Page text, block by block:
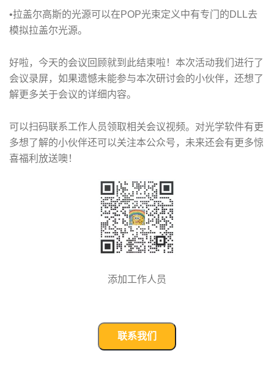
•拉盖尔高斯的光源可以在POP光束定义中有专门的DLL去
模拟拉盖尔光源。
好啦，今天的会议回顾就到此结束啦！本次活动我们进行了
会议录屏，如果遗憾未能参与本次研讨会的小伙伴，还想了
解更多关于会议的详细内容。
可以扫码联系工作人员领取相关会议视频。对光学软件有更
多想了解的小伙伴还可以关注本公众号，未来还会有更多惊
喜福利放送噢！
添加工作人员
联系我们